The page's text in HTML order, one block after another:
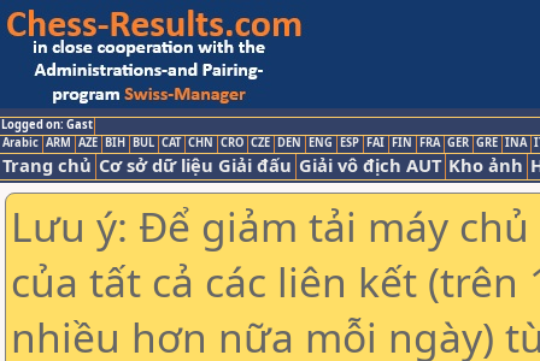
Logged on: Gast
Arabic ARM AZE BIH BUL CAT CHN CRO CZE DEN ENG ESP FAI FIN FRA GER GRE INA
Trang chủ Cơ sở dữ liệu Giải đấu Giải vô địch AUT Kho ảnh
Lưu ý: Để giảm tải máy
của tất cả các liên kết (trên
nhiều hơn nữa mỗi ngày)